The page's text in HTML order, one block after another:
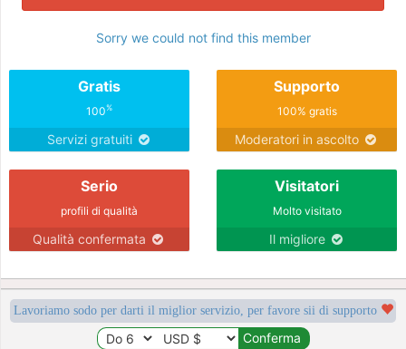
Sorry we could not find this member
Gratis
100%
Servizi gratuiti
Supporto
100% gratis
Moderatori in ascolto
Serio
profili di qualità
Qualità confermata
Visitatori
Molto visitato
Il migliore
Lavoriamo sodo per darti il miglior servizio, per favore sii di supporto